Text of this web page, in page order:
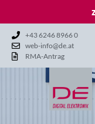
+43 6246 8966 0
web-info@de.at
RMA-Antrag